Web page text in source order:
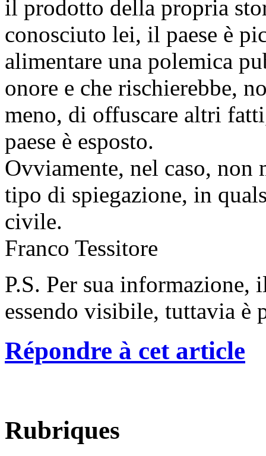
il prodotto della propria
conosciuto lei, il paese è
alimentare una polemica
onore e che rischierebbe,
meno, di offuscare altri
paese è esposto.
Ovviamente, nel caso, non
tipo di spiegazione, in
civile.
Franco Tessitore
P.S. Per sua
essendo visibile, tuttavia è
Répondre à cet article
Rubriques